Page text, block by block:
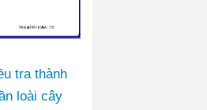
tra thành
loài cây